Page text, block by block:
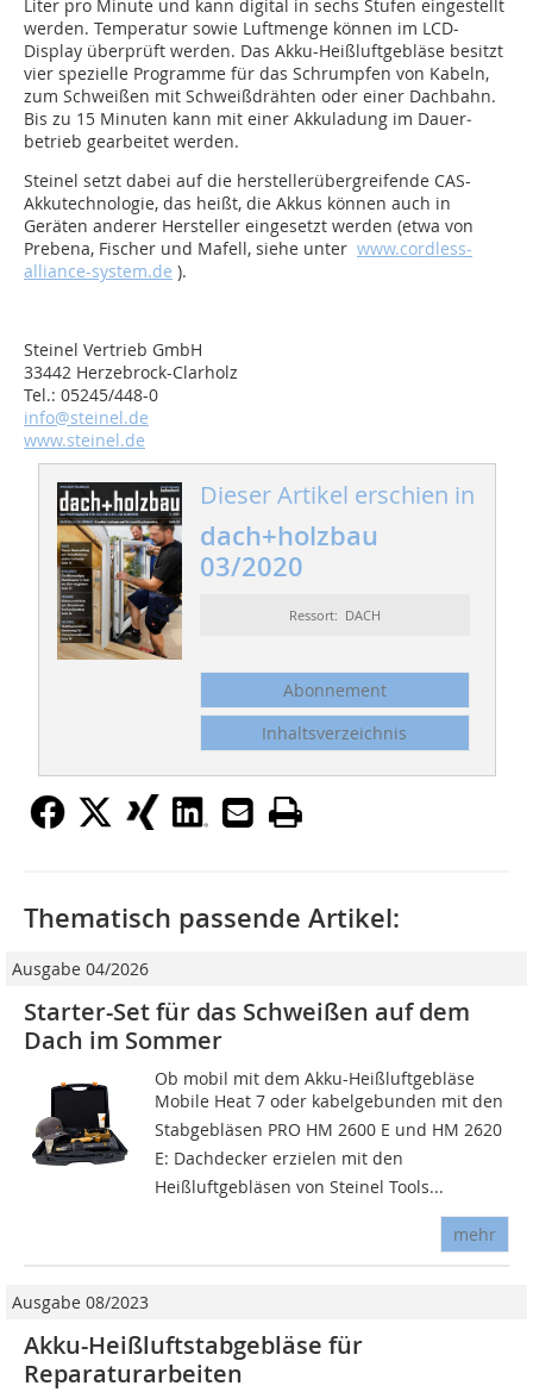
Liter pro Minute und kann digital in sechs Stufen eingestellt
werden. Temperatur sowie Luftmenge können im LCD-
Display überprüft werden. Das Akku-Heißluftgebläse besitzt
vier spezielle Programme für das Schrumpfen von Kabeln,
zum Schweißen mit Schweißdrähten oder einer Dachbahn.
Bis zu 15 Minuten kann mit einer Akkuladung im Dauer­
betrieb gearbeitet werden.
Steinel setzt dabei auf die herstellerübergreifende CAS-
Akkutechnologie, das heißt, die Akkus können auch in
Geräten anderer Hersteller eingesetzt werden (etwa von
Prebena, Fischer und Mafell, siehe unter www.cordless-
alliance-system.de ).
Steinel Vertrieb GmbH
33442 Herzebrock-Clarholz
Tel.: 05245/448-0
info@steinel.de
www.steinel.de
Dieser Artikel erschien in
dach+holzbau
03/2020
Ressort: DACH
Abonnement
Inhaltsverzeichnis
Thematisch passende Artikel:
Ausgabe 04/2026
Starter-Set für das Schweißen auf dem
Dach im Sommer
Ob mobil mit dem Akku-Heißluftgebläse
Mobile Heat 7 oder kabelgebunden mit den
Stabgebläsen PRO HM 2600 E und HM 2620
E: Dachdecker erzielen mit den
Heißluftgebläsen von Steinel Tools...
mehr
Ausgabe 08/2023
Akku-Heißluftstabgebläse für
Reparaturarbeiten